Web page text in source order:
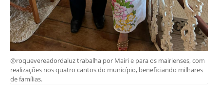
@roquevereadordaluz trabalha por Mairi e para os mairienses, com
realizações nos quatro cantos do município, beneficiando milhares
de famílias.